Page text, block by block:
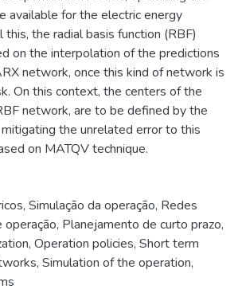
available for the electric energy
the radial basis function (RBF)
on the interpolation of the predictions
network, once this kind of network is
On this context, the centers of the
network, are to be defined by the
the unrelated error to this
on MATQV technique.
, Simulação da operação, Redes
operação, Planejamento de curto prazo,
, Operation policies, Short term
, Simulation of the operation,